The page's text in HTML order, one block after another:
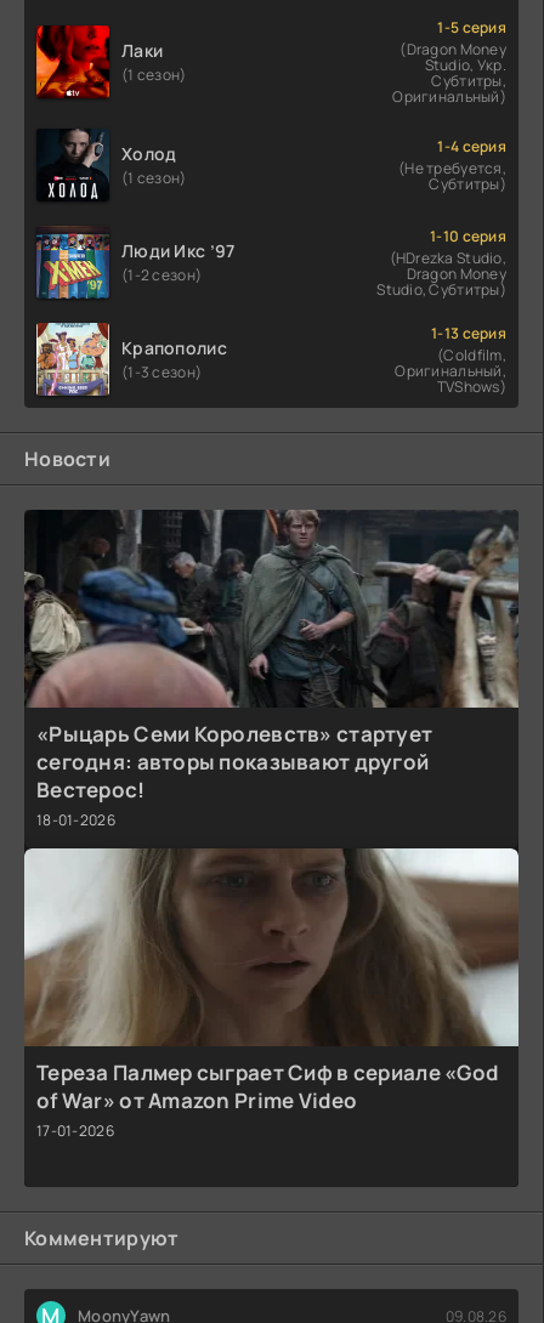
Лаки
(1 сезон)
1-5 серия
(Dragon Money
Studio, Укр.
Субтитры,
Оригинальный)
Холод
(1 сезон)
1-4 серия
(Не требуется,
Субтитры)
Люди Икс ’97
(1-2 сезон)
1-10 серия
(HDrezka Studio,
Dragon Money
Studio, Субтитры)
Крапополис
(1-3 сезон)
1-13 серия
(Coldfilm,
Оригинальный,
TVShows)
Новости
«Рыцарь Семи Королевств» стартует
сегодня: авторы показывают другой
Вестерос!
18-01-2026
Тереза Палмер сыграет Сиф в сериале «God
of War» от Amazon Prime Video
17-01-2026
Комментируют
M MoonyYawn 09.08.26